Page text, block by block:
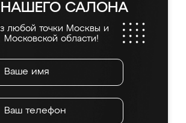
САЛОНА
любой точки Москвы и
Московской области!